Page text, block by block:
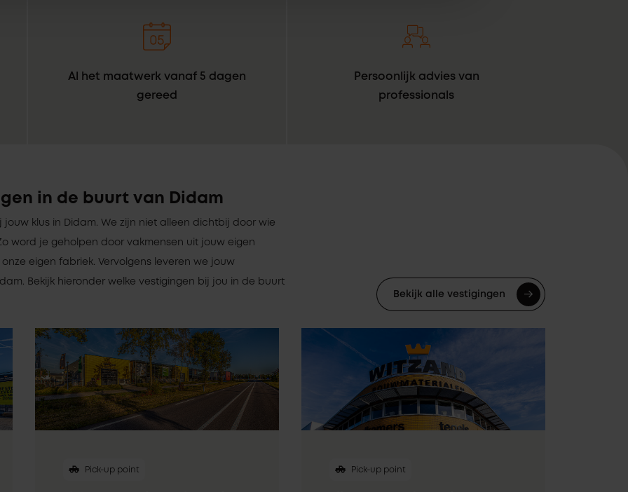
Al het maatwerk vanaf 5 dagen
gereed
Persoonlijk advies van
professionals
in de buurt van Didam
klus in Didam. We zijn niet alleen dichtbij door wie
word je geholpen door vakmensen uit jouw eigen
eigen fabriek. Vervolgens leveren we jouw
Bekijk hieronder welke vestigingen bij jou in de buurt
Bekijk alle vestigingen
Pick-up point Pick-up point